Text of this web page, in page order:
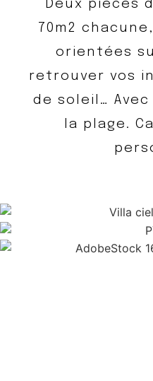
Deux pièces
70m2
orientées
retrouver vos
de soleil…
la plage.